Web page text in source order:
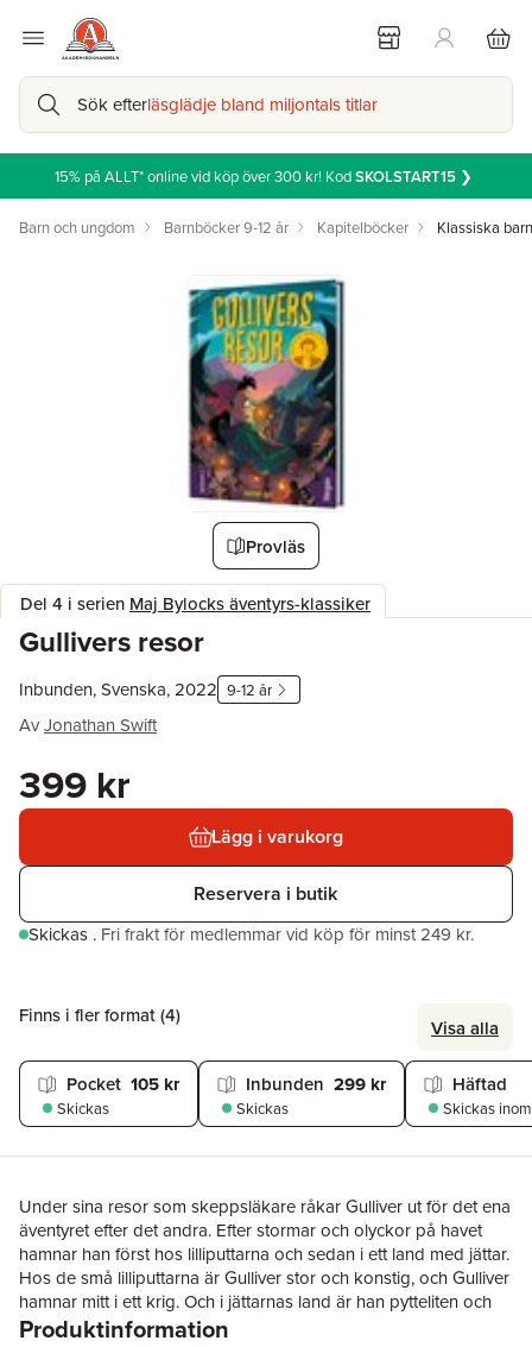
Sök efterläsglädje bland miljontals titlar
15% på ALLT* online vid köp över 300 kr! KodSKOLSTART15 ❯
Barn och ungdom Barnböcker 9-12 år Kapitelböcker Klassiska
Provläs
Del 4 i serien Maj Bylocks äventyrs-klassiker
Gullivers resor
Inbunden, Svenska, 2022 9-12 år
AvJonathan Swift
399 kr
Lägg i varukorg
Reservera i butik
Skickas . Fri frakt för medlemmar vid köp för minst 249 kr.
Finns i fler format (4)
Visa alla
Pocket 105 kr
Skickas
Inbunden 299 kr
Skickas
Häftad
Skickas
Under sina resor som skeppsläkare råkar Gulliver ut för det ena
äventyret efter det andra. Efter stormar och olyckor på havet
hamnar han först hos lilliputtarna och sedan i ett land med jättar.
Hos de små lilliputtarna är Gulliver stor och konstig, och Gulliver
hamnar mitt i ett krig. Och i jättarnas land är han pytteliten och
blir jättedrottningens leksak!
Produktinformation